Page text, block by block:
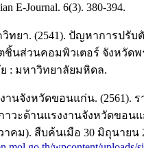
E-Journal. 6(3). 380-394.
ทยา. (2541). ปัญหาการปรับ
ชิ้นส่วนคอมพิวเตอร์ จังหวัด
: มหาวิทยาลัยมหิดล.
านจังหวัดขอนแก่น. (2561).
วะด้านแรงงานจังหวัดขอนแ
คม). สืบค้นเมือ 30 มิถุนายน